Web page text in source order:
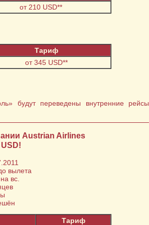
от 210 USD**
Тариф
от 345 USD**
будут переведены внутренние рейсы
Austrian Airlines
вылета
вс.
Тариф